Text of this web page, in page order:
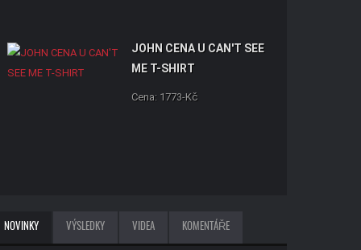
JOHN CENA U CAN'T SEE
ME T-SHIRT
Cena: 1773-Kč
NOVINKY VÝSLEDKY VIDEA KOMENTÁŘE